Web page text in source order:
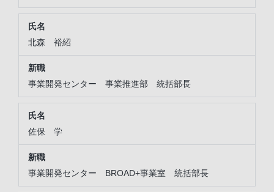
北森 裕紹
事業開発センター 事業推進部 統括部長
佐保 学
事業開発センター BROAD+事業室 統括部長